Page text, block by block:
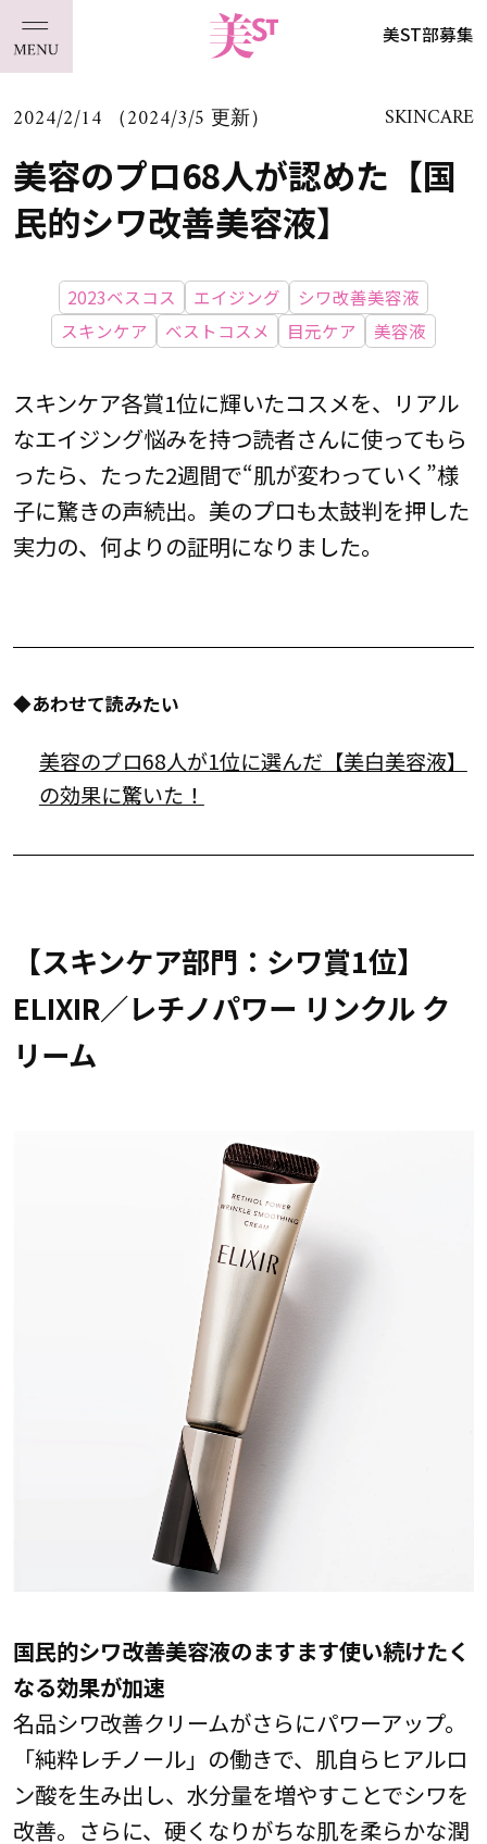
美ST部募集
2024/2/14 （2024/3/5 更新） SKINCARE
美容のプロ68人が認めた【国
民的シワ改善美容液】
2023ベスコス エイジング
シワ改善美容液
スキンケア
ベストコスメ 目元ケア 美容液
スキンケア各賞1位に輝いたコスメを、リアル
なエイジング悩みを持つ読者さんに使ってもら
ったら、たった2週間で“肌が変わっていく”様
子に驚きの声続出。美のプロも太鼓判を押した
実力の、何よりの証明になりました。
◆あわせて読みたい
美容のプロ68人が1位に選んだ【美白美容液】
の効果に驚いた！
【スキンケア部門：シワ賞1位】
ELIXIR／レチノパワー リンクル ク
リーム
国民的シワ改善美容液のますます使い続けたく
なる効果が加速
名品シワ改善クリームがさらにパワーアップ。
「純粋レチノール」の働きで、肌自らヒアルロ
ン酸を生み出し、水分量を増やすことでシワを
改善。さらに、硬くなりがちな肌を柔らかな潤